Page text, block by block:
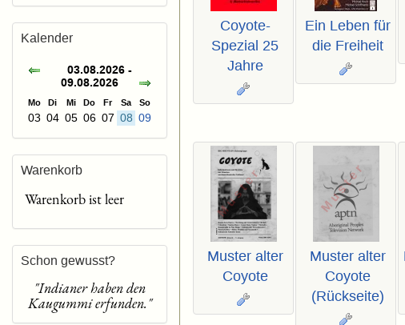
Coyote-
Spezial 25
Jahre
Ein Leben für
die Freiheit
Muster alter
Coyote
Muster alter
Coyote
(Rückseite)
Kalender
03.08.2026 -
09.08.2026
Mo Di Mi Do Fr Sa So
03 04 05 06 07 08 09
Warenkorb
Warenkorb ist leer
Schon gewusst?
"Indianer haben den
Kaugummi erfunden."